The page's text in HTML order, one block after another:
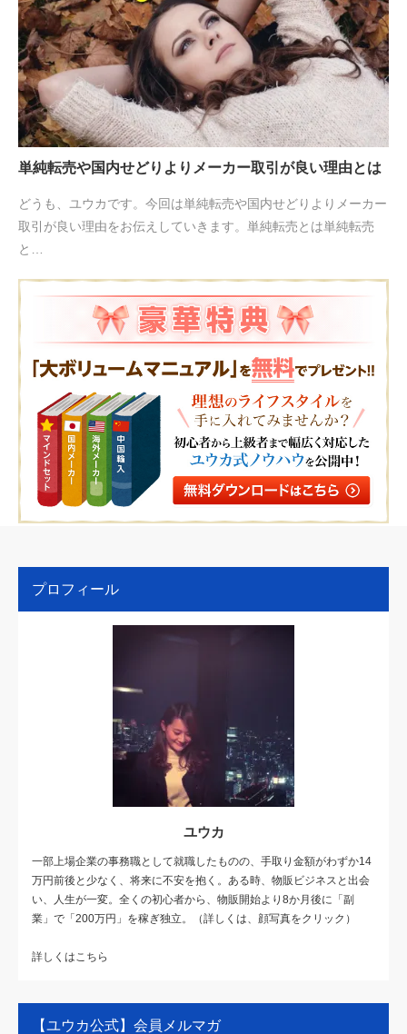
単純転売や国内せどりよりメーカー取引が良い理由とは
どうも、ユウカです。今回は単純転売や国内せどりよりメーカー
取引が良い理由をお伝えしていきます。単純転売とは単純転売
と…
プロフィール
ユウカ
一部上場企業の事務職として就職したものの、手取り金額がわずか14
万円前後と少なく、将来に不安を抱く。ある時、物販ビジネスと出会
い、人生が一変。全くの初心者から、物販開始より8か月後に「副
業」で「200万円」を稼ぎ独立。（詳しくは、顔写真をクリック）
詳しくはこちら
【ユウカ公式】会員メルマガ